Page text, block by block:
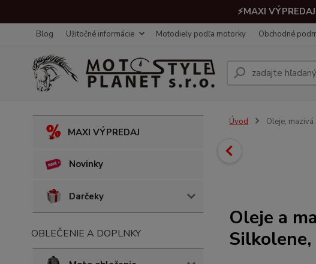
⚡MAXI
Blog Užitočné informácie Motodiely podľa motorky Obchodné
MAXI VÝPREDAJ
Novinky
Darčeky
OBLEČENIE A DOPLNKY
Úvod Oleje, mazivá
Oleje a
Silkolene,